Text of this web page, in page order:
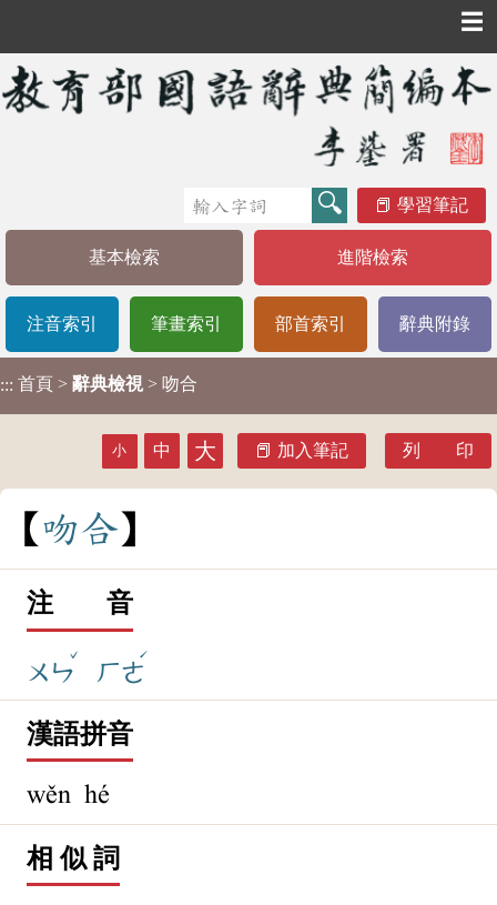
☰
學習筆記
基本檢索 進階檢索
注音索引 筆畫索引 部首索引 辭典附錄
::: 首頁 > 辭典檢視 > 吻合
小 中 大 加入筆記 列 印
吻合
注 音
ㄨㄣ
ˇ
ㄏㄜ
ˊ
漢語拼音
wěn hé
相 似 詞